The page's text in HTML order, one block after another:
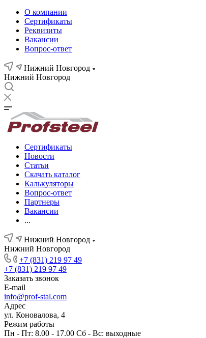
О компании
Сертификаты
Реквизиты
Вакансии
Вопрос-ответ
Нижний Новгород
Нижний Новгород
Сертификаты
Новости
Статьи
Скачать каталог
Калькуляторы
Вопрос-ответ
Партнеры
Вакансии
...
Нижний Новгород
Нижний Новгород
+7 (831) 219 97 49
+7 (831) 219 97 49
Заказать звонок
E-mail
info@prof-stal.com
Адрес
ул. Коновалова, 4
Режим работы
Пн - Пт: 8.00 - 17.00 Сб - Вс: выходные